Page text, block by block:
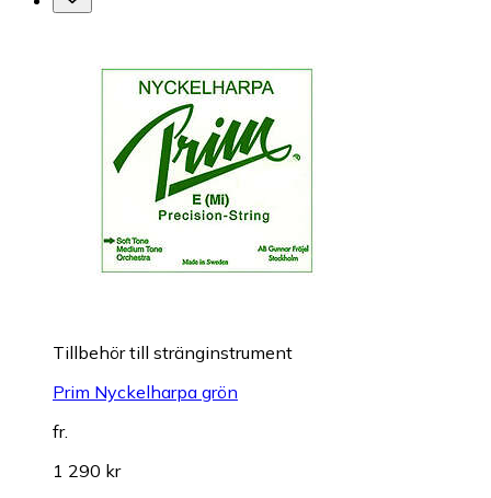
Till­be­hör till stränginstrument
Prim Nyckelharpa grön
fr.
1 290 kr